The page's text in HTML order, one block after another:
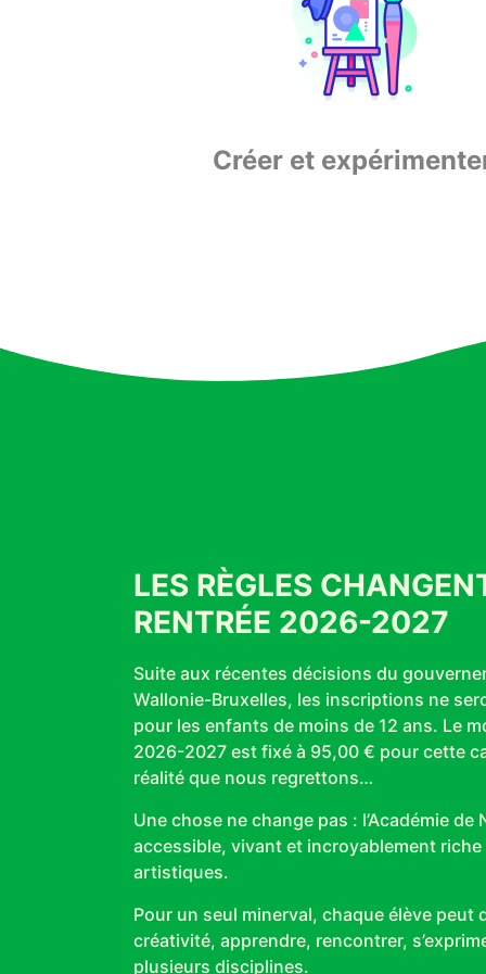
Créer et
LES RÈGLES
RENTRÉE 2026-2027
Suite aux récentes décisions du
Wallonie-Bruxelles, les inscriptions ne
pour les enfants de moins de 12 ans. Le
2026-2027 est fixé à 95,00 € pour cette
réalité que nous regrettons…
Une chose ne change pas : l’Académie
accessible, vivant et incroyablement
artistiques.
Pour un seul minerval, chaque élève peut
créativité, apprendre, rencontrer,
plusieurs disciplines.